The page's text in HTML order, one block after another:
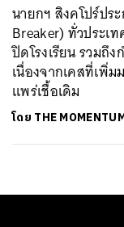
นายกฯ สิงคโปร์ปร
Breaker) ทั่วประเ
ปิดโรงเรียน รวมถึ
เนื่องจากเคสที่เพิ่
แพร่เชื้อเดิม
โดย THE